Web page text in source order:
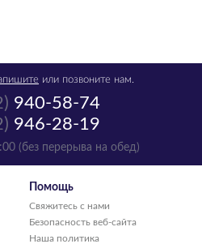
940-58-74
946-28-19
(без перерыва на обед)
или позвоните нам.
Помощь
Свяжитесь с нами
Безопасность веб-сайта
Наша политика